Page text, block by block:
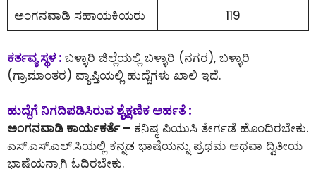
ಅಂಗನವಾಡಿ ಸಹಾಯಕಿಯರು 119
ಕರ್ತವ್ಯ ಸ್ಥಳ : ಬಳ್ಳಾರಿ ಜಿಲ್ಲೆಯಲ್ಲಿ ಬಳ್ಳಾರಿ (ನಗರ), ಬಳ್ಳಾರಿ
(ಗ್ರಾಮಾಂತರ) ವ್ಯಾಪ್ತಿಯಲ್ಲಿ ಹುದ್ದೆಗಳು ಖಾಲಿ ಇದೆ.
ಹುದ್ದೆಗೆ ನಿಗದಿಪಡಿಸಿರುವ ಶೈಕ್ಷಣಿಕ ಅರ್ಹತೆ :
ಅಂಗನವಾಡಿ ಕಾರ್ಯಕರ್ತೆ – ಕನಿಷ್ಠ ಪಿಯುಸಿ ತೇರ್ಗಡೆ ಹೊಂದಿರಬೇಕು.
ಎಸ್.ಎಸ್.ಎಲ್.ಸಿಯಲ್ಲಿ ಕನ್ನಡ ಭಾಷೆಯನ್ನು ಪ್ರಥಮ ಅಥವಾ ದ್ವಿತೀಯ
ಭಾಷೆಯನ್ನಾಗಿ ಓದಿರಬೇಕು.